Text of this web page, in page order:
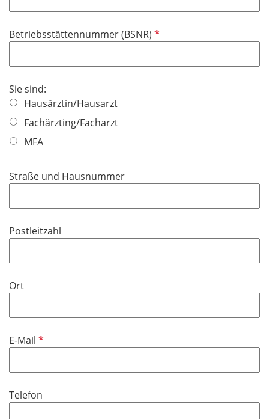
d
Betriebsstättennummer (BSNR) P
l
Sie sind:
Hausärztin/Hausarzt
Fachärzting/Facharzt
MFA
Straße und Hausnummer
Postleitzahl
Ort
E-Mail P
l
c
Telefon